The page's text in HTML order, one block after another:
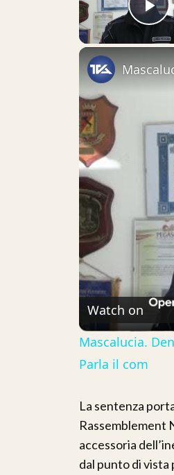
Watch on
Mascalucia.
Parla il com
La sentenza
Rassemblement
accessoria
dal punto di